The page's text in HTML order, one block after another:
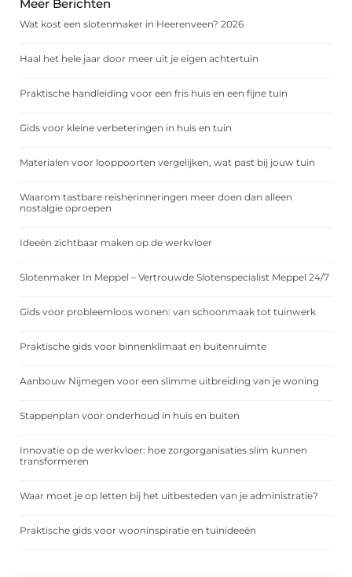
Meer Berichten
Wat kost een slotenmaker in Heerenveen? 2026
Haal het hele jaar door meer uit je eigen achtertuin
Praktische handleiding voor een fris huis en een fijne tuin
Gids voor kleine verbeteringen in huis en tuin
Materialen voor looppoorten vergelijken, wat past bij jouw tuin
Waarom tastbare reisherinneringen meer doen dan alleen
nostalgie oproepen
Ideeën zichtbaar maken op de werkvloer
Slotenmaker In Meppel – Vertrouwde Slotenspecialist Meppel 24/7
Gids voor probleemloos wonen: van schoonmaak tot tuinwerk
Praktische gids voor binnenklimaat en buitenruimte
Aanbouw Nijmegen voor een slimme uitbreiding van je woning
Stappenplan voor onderhoud in huis en buiten
Innovatie op de werkvloer: hoe zorgorganisaties slim kunnen
transformeren
Waar moet je op letten bij het uitbesteden van je administratie?
Praktische gids voor wooninspiratie en tuinideeën